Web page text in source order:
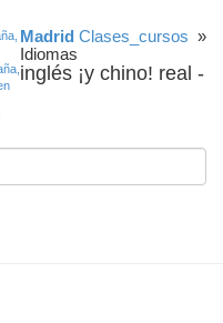
Madrid Clases_cursos »
Idiomas
inglés ¡y chino! real -